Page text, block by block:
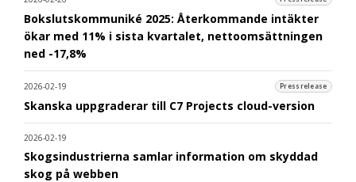
Bokslutskommuniké 2025: Återkommande intäkter
ökar med 11% i sista kvartalet, nettoomsättningen
ned -17,8%
2026-02-19 Pressrelease
Skanska uppgraderar till C7 Projects cloud-version
2026-02-19
Skogsindustrierna samlar information om skyddad
skog på webben